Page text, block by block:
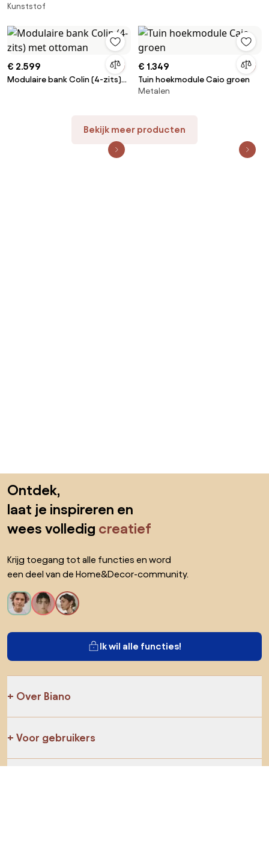
zits)
Kunststof
€ 2.599
Modulaire bank Colin (4-zits)
€ 1.349
Tuin hoekmodule Caio groen
Metalen
Bekijk meer producten
Ontdek,
laat je inspireren en
wees volledig creatief
Krijg toegang tot alle functies en word
een deel van de Home&Decor-community.
Ik wil alle functies!
Over Biano
Voor gebruikers